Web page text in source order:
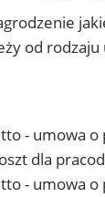
od
- umowa o
dla
- umowa o